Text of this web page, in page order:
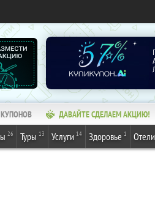
КУПОНОВ ДАВАЙТЕ СДЕЛАЕМ АКЦИЮ!
26 Туры 13 Услуги 14 Здоровье 1 Отели